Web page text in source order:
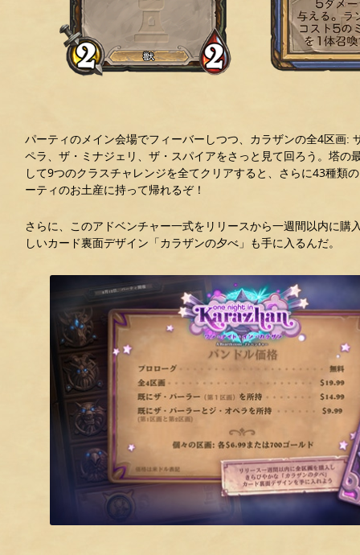
パーティのメイン会場でフィーバーしつつ、カラザンの全4区画:
ペラ、ザ・ミナジェリ、ザ・スパイアをさっと見て回ろう。塔の
して9つのクラスチャレンジを全てクリアすると、さらに43種類
ーティのお土産に持って帰れるぞ！
さらに、このアドベンチャー一式をリリースから一週間以内に購
しいカード裏面デザイン「カラザンの夕べ」も手に入るんだ。